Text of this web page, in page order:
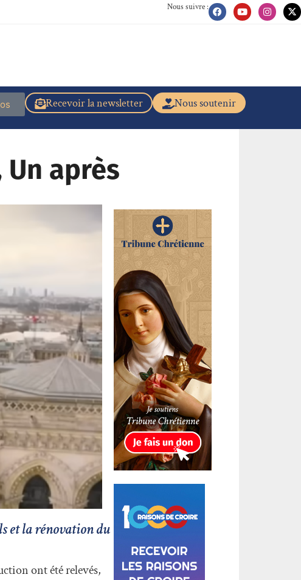
Nous suivre :
Nous soutenir
Recevoir la newsletter
après
et la rénovation du
ont été relevés,